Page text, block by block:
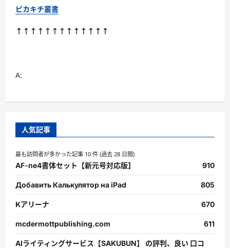
ピカキチ叢書
↑↑↑↑↑↑↑↑↑↑↑↑↑
A:
人気記事
最も訪問者が多かった記事 10 件 (過去 28 日間)
AF-ne4書体セット【新元号対応版】 910
Добавить Калькулятор на iPad 805
Kアリーナ 670
mcdermottpublishing.com 611
AIライティングサービス【SAKUBUN】 の評判、良い 口コ